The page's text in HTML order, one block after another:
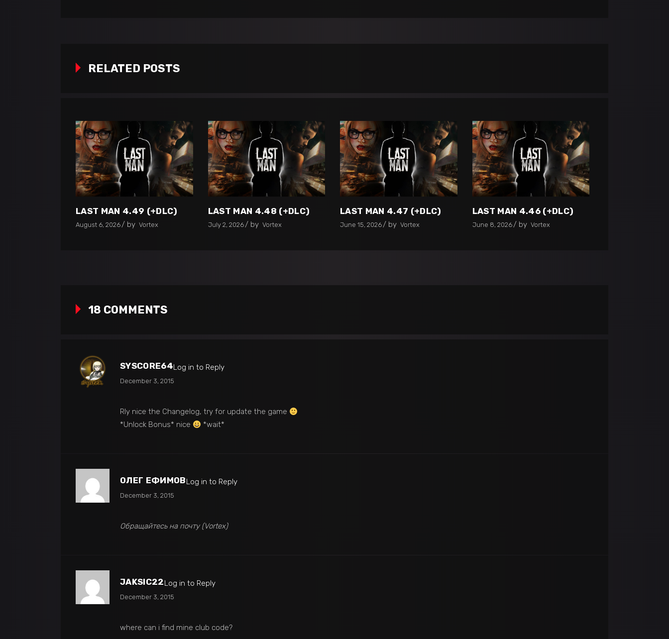
RELATED POSTS
LAST MAN 4.49 (+DLC)
August 6, 2026 by Vortex
LAST MAN 4.48 (+DLC)
July 2, 2026 by Vortex
LAST MAN 4.47 (+DLC)
June 15, 2026 by Vortex
LAST MAN 4.46 (+DLC)
June 8, 2026 by Vortex
18 COMMENTS
SYSCORE64Log in to Reply
December 3, 2015
Rly nice the Changelog, try for update the game
*Unlock Bonus* nice
*wait*
ОЛЕГ ЕФИМОВLog in to Reply
December 3, 2015
Обращайтесь на почту (Vortex)
JAKSIC22Log in to Reply
December 3, 2015
where can i find mine club code?